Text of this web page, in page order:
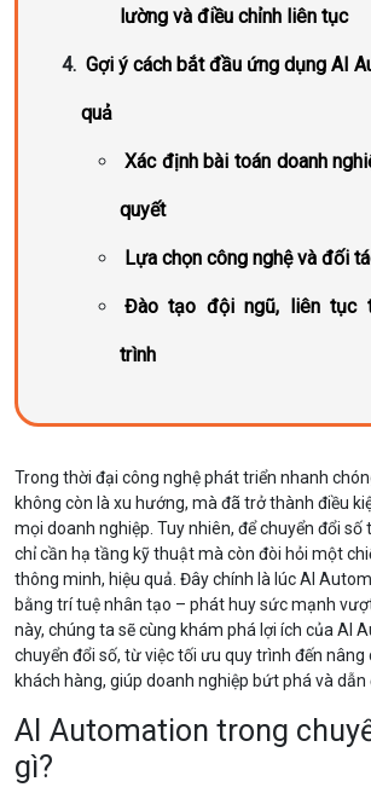
lường và điều chỉnh liên tục
Gợi ý cách bắt đầu ứng dụng AI
quả
Xác định bài toán doanh
quyết
Lựa chọn công nghệ và đối
Đào tạo đội ngũ, liên tục
trình
Trong thời đại công nghệ phát triển nhanh
không còn là xu hướng, mà đã trở thành điều
mọi doanh nghiệp. Tuy nhiên, để chuyển đổi số
chỉ cần hạ tầng kỹ thuật mà còn đòi hỏi một
thông minh, hiệu quả. Đây chính là lúc AI
bằng trí tuệ nhân tạo – phát huy sức mạnh
này, chúng ta sẽ cùng khám phá lợi ích của AI
chuyển đổi số, từ việc tối ưu quy trình đến nâng
khách hàng, giúp doanh nghiệp bứt phá và dẫn
AI Automation trong
gì?